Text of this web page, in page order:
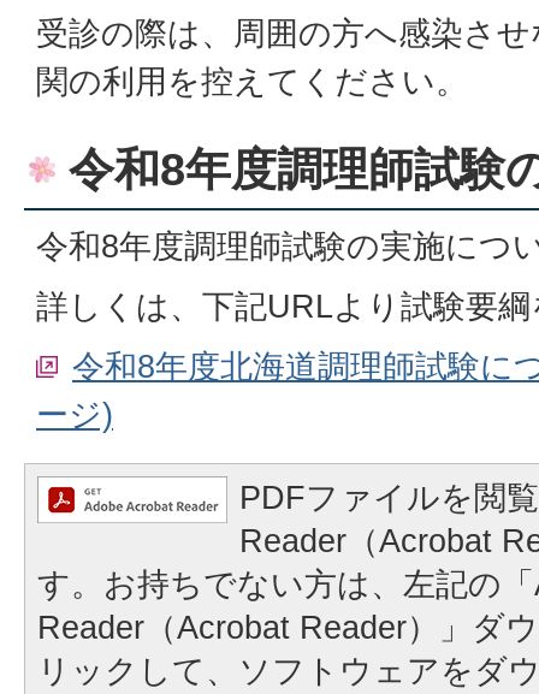
受診の際は、周囲の方へ感染さ
関の利用を控えてください。
令和8年度調理師試験
令和8年度調理師試験の実施につ
詳しくは、下記URLより試験要
令和8年度北海道調理師試験に
ージ)
PDFファイルを閲
Reader（Acrobat
す。お持ちでない方は、左記の
Reader（Acrobat Reader）」ダ
リックして、ソフトウェアをダ